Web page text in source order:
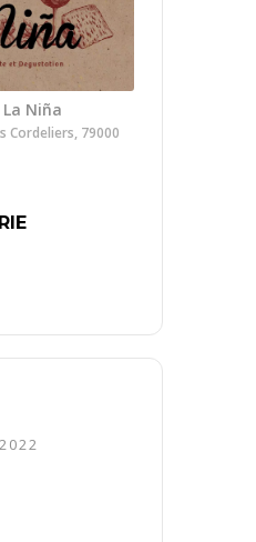
Niña
Cordeliers, 79000